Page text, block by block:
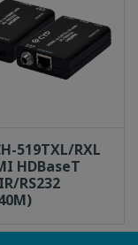
519TXL/RXL
HDBaseT
RS232